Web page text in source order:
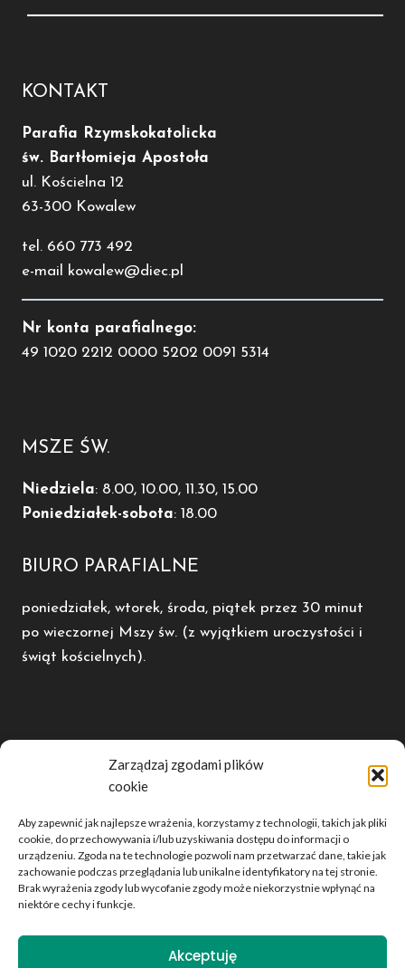
Zarządzaj zgodami plików
cookie
Aby zapewnić jak najlepsze wrażenia, korzystamy z technologii, takich jak pliki
cookie, do przechowywania i/lub uzyskiwania dostępu do informacji o
urządzeniu. Zgoda na te technologie pozwoli nam przetwarzać dane, takie jak
zachowanie podczas przeglądania lub unikalne identyfikatory na tej stronie.
Brak wyrażenia zgody lub wycofanie zgody może niekorzystnie wpłynąć na
niektóre cechy i funkcje.
Akceptuję
KONTAKT
Parafia Rzymskokatolicka
św. Bartłomieja Apostoła
ul. Kościelna 12
63-300 Kowalew
tel. 660 773 492
e-mail kowalew@diec.pl
Nr konta parafialnego:
49 1020 2212 0000 5202 0091 5314
MSZE ŚW.
Niedziela: 8.00, 10.00, 11.30, 15.00
Poniedziałek-sobota: 18.00
BIURO PARAFIALNE
poniedziałek, wtorek, środa, piątek przez 30 minut
po wieczornej Mszy św. (z wyjątkiem uroczystości i
świąt kościelnych).
Diecezja Kaliska
Dwutygodnik Opiekun
Telewizja domjozefa.tv
© 2026 Parafia Rzymskokatolicka św. Bartłomieja Ap. w